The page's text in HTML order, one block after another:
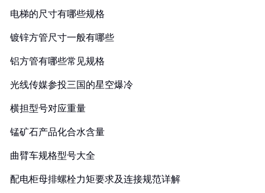
电梯的尺寸有哪些规格
镀锌方管尺寸一般有哪些
铝方管有哪些常见规格
光线传媒参投三国的星空爆冷
横担型号对应重量
锰矿石产品化合水含量
曲臂车规格型号大全
配电柜母排螺栓力矩要求及连接规范详解